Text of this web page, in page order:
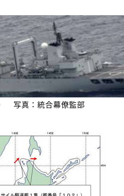
写真：統合幕僚監部